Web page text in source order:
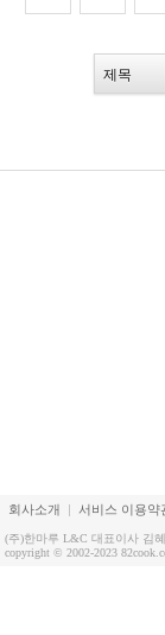
회사소개 서비스 이용약
(주)한마루 L&C 대표이사 김
copyright © 2002-2023